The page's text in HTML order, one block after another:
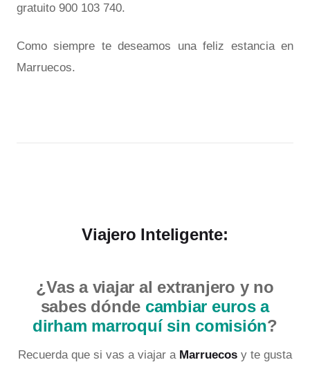
gratuito 900 103 740.
Como siempre te deseamos una feliz estancia en
Marruecos.
Viajero Inteligente:
¿Vas a viajar al extranjero y no
sabes dónde cambiar euros a
dirham marroquí sin comisión?
Recuerda que si vas a viajar a Marruecos y te gusta